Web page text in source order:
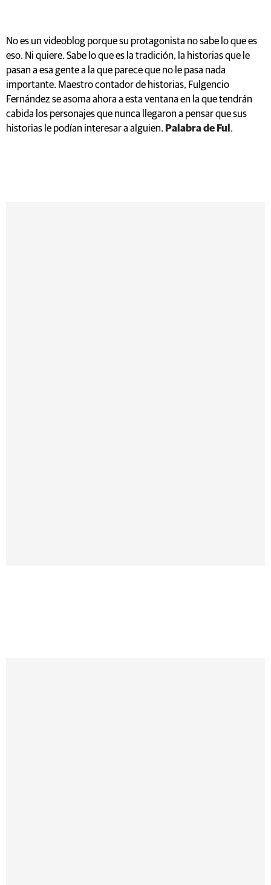
No es un videoblog porque su protagonista no sabe lo que es
eso. Ni quiere. Sabe lo que es la tradición, la historias que le
pasan a esa gente a la que parece que no le pasa nada
importante. Maestro contador de historias, Fulgencio
Fernández se asoma ahora a esta ventana en la que tendrán
cabida los personajes que nunca llegaron a pensar que sus
historias le podían interesar a alguien. Palabra de Ful .